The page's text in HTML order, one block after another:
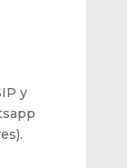
y